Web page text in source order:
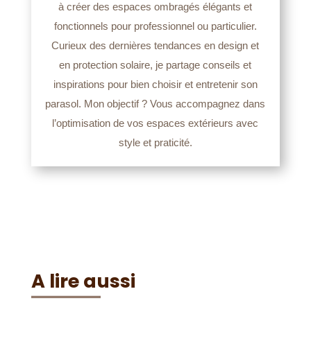
à créer des espaces ombragés élégants et
fonctionnels pour professionnel ou particulier.
Curieux des dernières tendances en design et
en protection solaire, je partage conseils et
inspirations pour bien choisir et entretenir son
parasol. Mon objectif ? Vous accompagnez dans
l’optimisation de vos espaces extérieurs avec
style et praticité.
A lire aussi